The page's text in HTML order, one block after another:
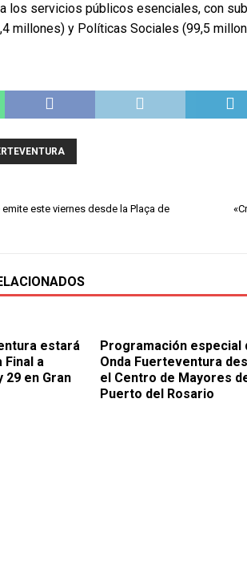
los servicios públicos esenciales, con
millones) y Políticas Sociales (99,5
este viernes desde la Plaça de
estará
Final a
29 en Gran
Programación especial
Onda Fuerteventura
el Centro de Mayores
Puerto del Rosario